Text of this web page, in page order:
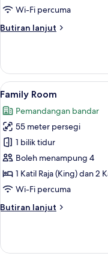
Wi-Fi percuma
Butiran lanjut
Butiran
Room,
Accessible
Lihat
semua
foto
untuk
Family
Room
11
Family Room
Pemandangan bandar
55 meter persegi
1 bilik tidur
Boleh menampung 4
1 Katil Raja (King) dan 2
Wi-Fi percuma
Butiran lanjut
Butiran
Room